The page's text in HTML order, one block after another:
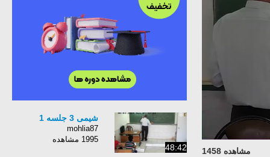
مشاهده 1458 48:42
شیمی 3 جلسه 1
mohlia87
1995 مشاهده